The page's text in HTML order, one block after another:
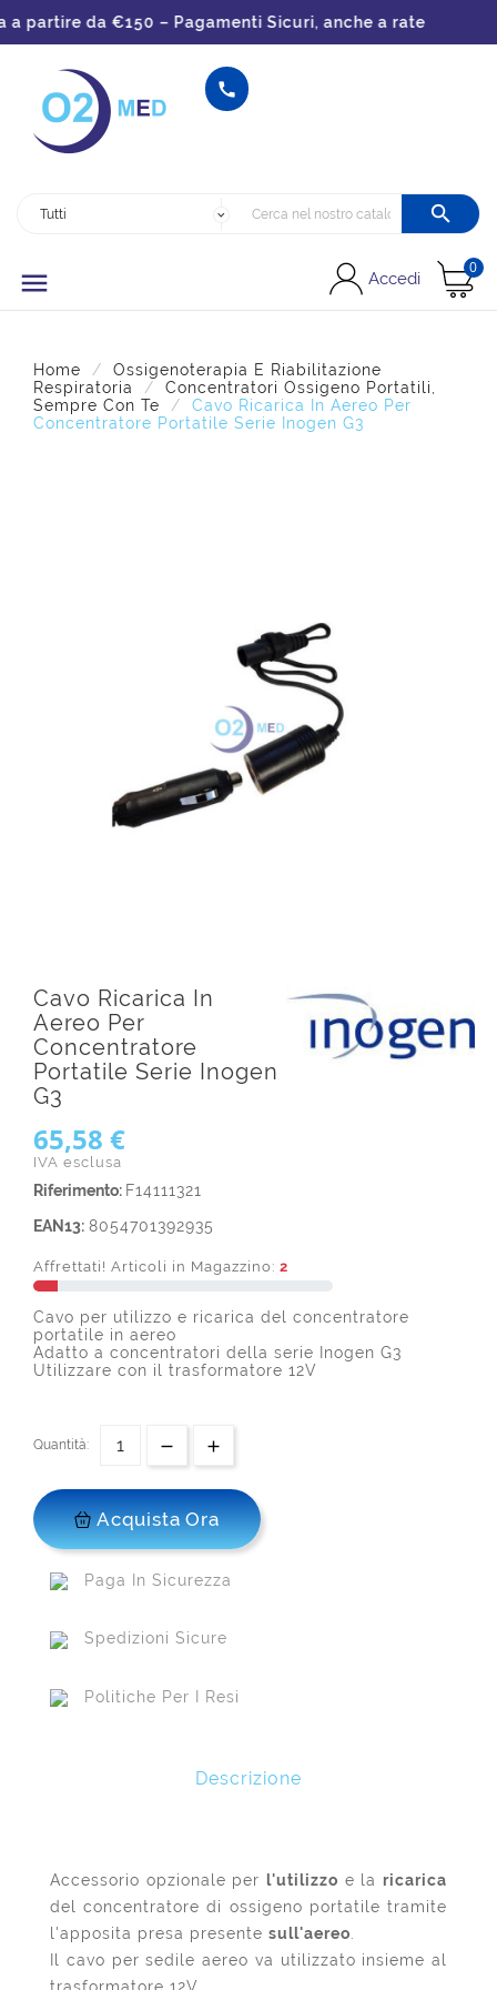
da €150 – Pagamenti Sicuri, anche a rate


 Accedi
0
Home
Ossigenoterapia E Riabilitazione
Respiratoria
Concentratori Ossigeno Portatili,
Sempre Con Te
Cavo Ricarica In Aereo Per
Concentratore Portatile Serie Inogen G3
Cavo Ricarica In
Aereo Per
Concentratore
Portatile Serie Inogen
G3
65,58 €
IVA esclusa
Riferimento: F14111321
EAN13: 8054701392935
Affrettati! Articoli in Magazzino: 2
Cavo per utilizzo e ricarica del concentratore
portatile in aereo
Adatto a concentratori della serie Inogen G3
Utilizzare con il trasformatore 12V
Quantità:
Acquista Ora
Paga In Sicurezza
Spedizioni Sicure
Politiche Per I Resi
Descrizione
Accessorio opzionale per l'utilizzo e la ricarica
del concentratore di ossigeno portatile tramite
l'apposita presa presente sull'aereo
Il cavo per sedile aereo va utilizzato insieme al